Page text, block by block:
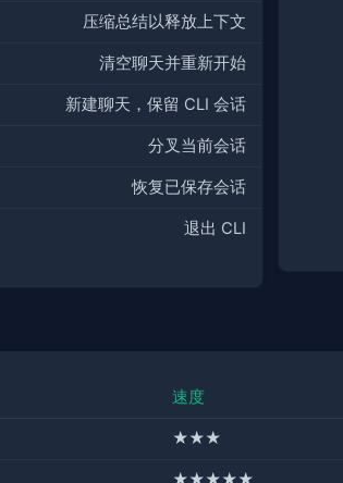
压缩总结以释放上下文
清空聊天并重新开始
新建聊天，保留 CLI 会话
分叉当前会话
恢复已保存会话
退出 CLI
速度
★★★